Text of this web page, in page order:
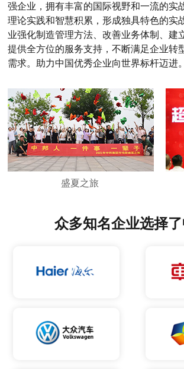
强企业，拥有丰富的国际视野和一流的实
理论实践和智慧积累，形成独具特色的实
业强化制造管理方法、改善业务体制、建
提供全方位的服务支持，不断满足企业转
需求。助力中国优秀企业向世界标杆迈进。
盛夏之旅
众多知名企业选择